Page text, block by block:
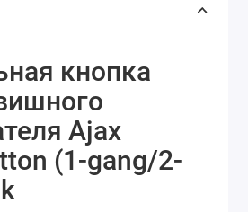
кнопка
Ajax
(1-gang/2-